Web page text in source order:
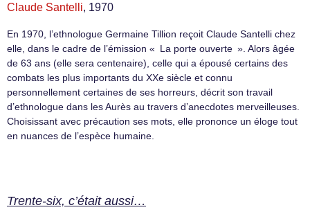
Claude Santelli, 1970
En 1970, l’ethnologue Germaine Tillion reçoit Claude Santelli chez
elle, dans le cadre de l’émission « La porte ouverte ». Alors âgée
de 63 ans (elle sera centenaire), celle qui a épousé certains des
combats les plus importants du XXe siècle et connu
personnellement certaines de ses horreurs, décrit son travail
d’ethnologue dans les Aurès au travers d’anecdotes merveilleuses.
Choisissant avec précaution ses mots, elle prononce un éloge tout
en nuances de l’espèce humaine.
Trente-six, c’était aussi…